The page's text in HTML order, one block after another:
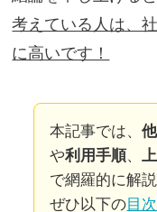
考えている人は、
に高いです！
本記事では、
や利用手順、
で網羅的に解
ぜひ以下の目次